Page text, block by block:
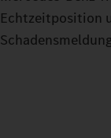
Echtzeitposition